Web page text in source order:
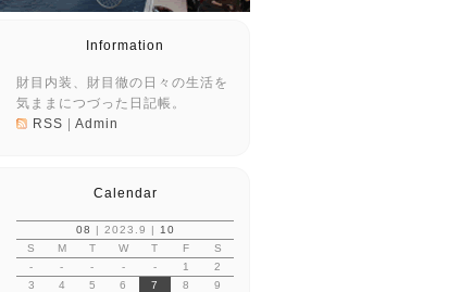
Information
財目内装、財目徹の日々の生活を
気ままにつづった日記帳。
RSS
Admin
Calendar
08 | 2023.9 |
10
S
M T W T F
S
-
- - - - 1
2
3
4 5 6 7 8
9